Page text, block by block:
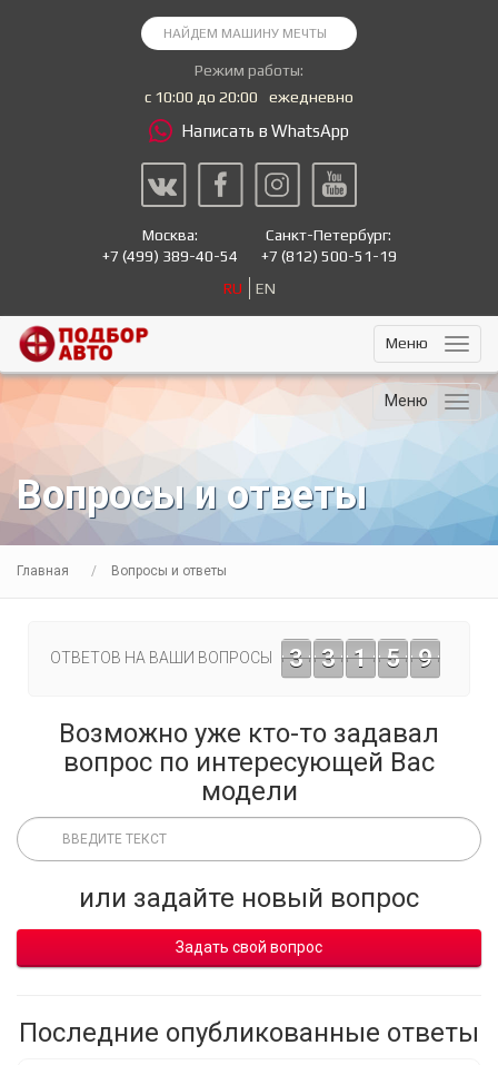
Режим работы:
с 10:00 до 20:00
ежедневно
Написать в WhatsApp
Москва:
+7 (499) 389-40-54
Санкт-Петербург:
+7 (812) 500-51-19
RU
EN
Меню
Меню
Вопросы и ответы
Главная Вопросы и ответы
ОТВЕТОВ НА ВАШИ ВОПРОСЫ 3 3 1 5 9
Возможно уже кто-то задавал
вопрос по интересующей Вас
модели
или задайте новый вопрос
Задать свой вопрос
Последние опубликованные ответы